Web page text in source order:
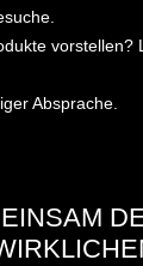
vorstellen?
Absprache.